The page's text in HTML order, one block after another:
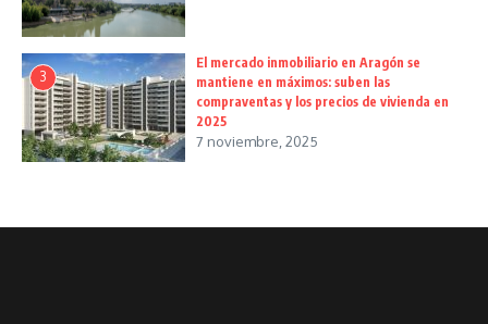
3
El mercado inmobiliario en Aragón se
mantiene en máximos: suben las
compraventas y los precios de vivienda en
2025
7 noviembre, 2025